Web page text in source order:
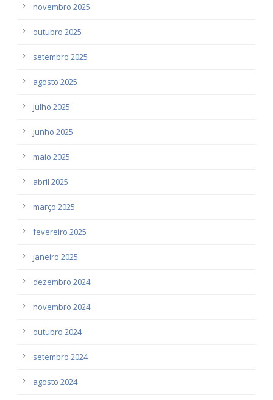
novembro 2025
outubro 2025
setembro 2025
agosto 2025
julho 2025
junho 2025
maio 2025
abril 2025
março 2025
fevereiro 2025
janeiro 2025
dezembro 2024
novembro 2024
outubro 2024
setembro 2024
agosto 2024